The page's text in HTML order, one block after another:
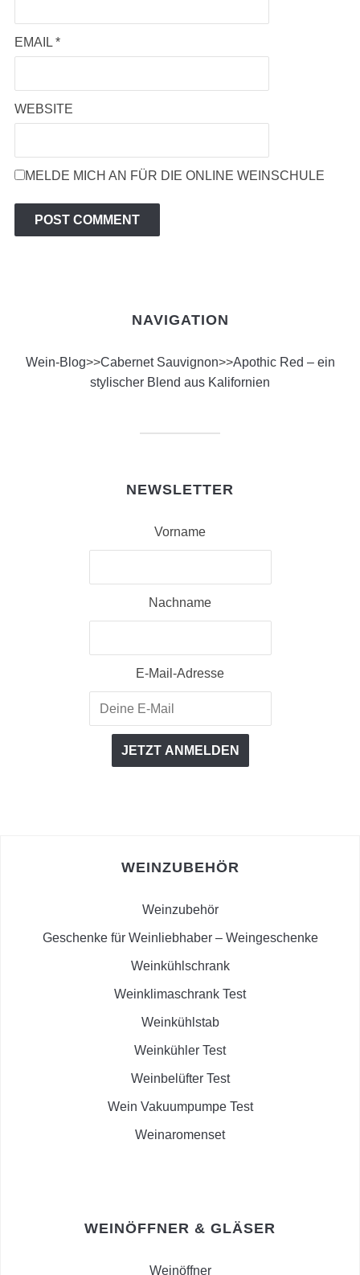
EMAIL *
WEBSITE
MELDE MICH AN FÜR DIE ONLINE WEINSCHULE
NAVIGATION
Wein-Blog>>Cabernet Sauvignon>>Apothic Red – ein
stylischer Blend aus Kalifornien
NEWSLETTER
Vorname
Nachname
E-Mail-Adresse
WEINZUBEHÖR
Weinzubehör
Geschenke für Weinliebhaber – Weingeschenke
Weinkühlschrank
Weinklimaschrank Test
Weinkühlstab
Weinkühler Test
Weinbelüfter Test
Wein Vakuumpumpe Test
Weinaromenset
WEINÖFFNER & GLÄSER
Weinöffner